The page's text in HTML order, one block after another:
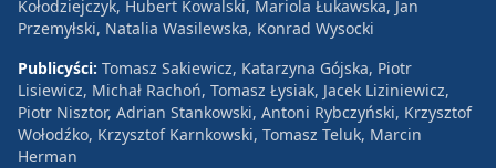
Kołodziejczyk, Hubert Kowalski, Mariola Łukawska, Jan
Przemyłski, Natalia Wasilewska, Konrad Wysocki
Publicyści: Tomasz Sakiewicz, Katarzyna Gójska, Piotr
Lisiewicz, Michał Rachoń, Tomasz Łysiak, Jacek Liziniewicz,
Piotr Nisztor, Adrian Stankowski, Antoni Rybczyński, Krzysztof
Wołodźko, Krzysztof Karnkowski, Tomasz Teluk, Marcin
Herman